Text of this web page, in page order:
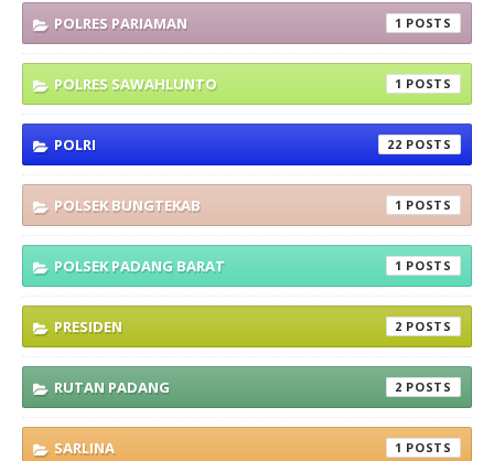
POLRES PARIAMAN 1
POLRES SAWAHLUNTO 1
POLRI 22
POLSEK BUNGTEKAB 1
POLSEK PADANG BARAT 1
PRESIDEN 2
RUTAN PADANG 2
SARLINA 1